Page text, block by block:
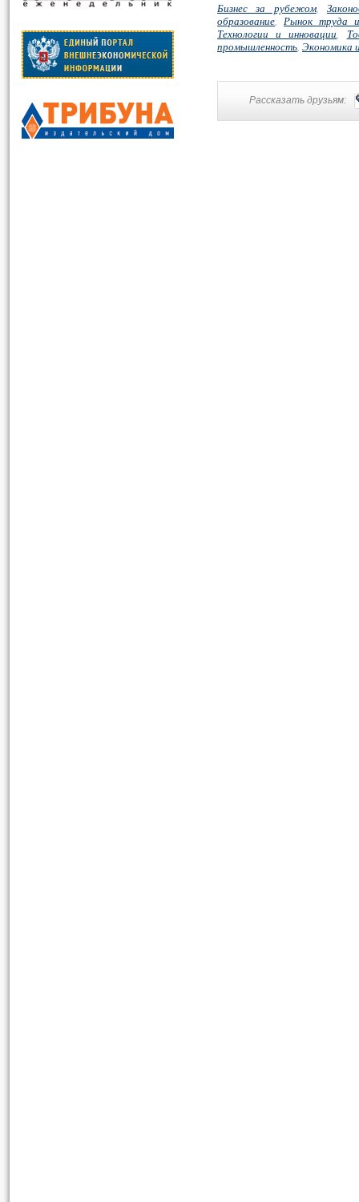
Бизнес за рубежом,
образование, Рынок труда
Технологии и инновации,
промышленность, Экономика
Рассказать друзьям: